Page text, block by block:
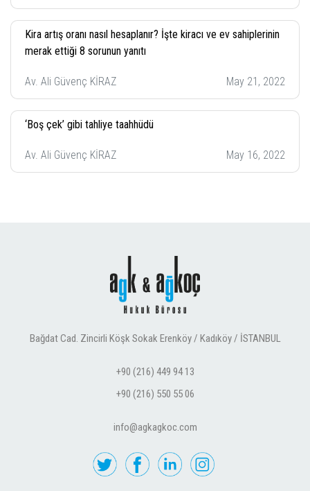
Kira artış oranı nasıl hesaplanır? İşte kiracı ve ev sahiplerinin
merak ettiği 8 sorunun yanıtı
Av. Ali Güvenç KİRAZ May 21, 2022
‘Boş çek’ gibi tahliye taahhüdü
Av. Ali Güvenç KİRAZ May 16, 2022
Bağdat Cad. Zincirli Köşk Sokak Erenköy / Kadıköy / İSTANBUL
+90 (216) 449 94 13
+90 (216) 550 55 06
info@agkagkoc.com